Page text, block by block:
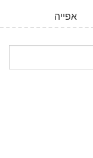
אפייה